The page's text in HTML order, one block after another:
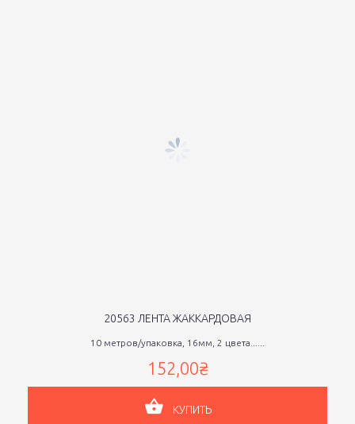
20563 ЛЕНТА ЖАККАРДОВАЯ
10 метров/упаковка, 16мм, 2 цвета......
152,00₴
КУПИТЬ